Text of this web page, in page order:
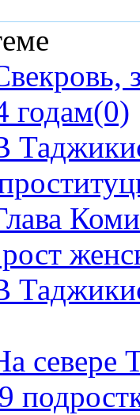
годам(0)
севере